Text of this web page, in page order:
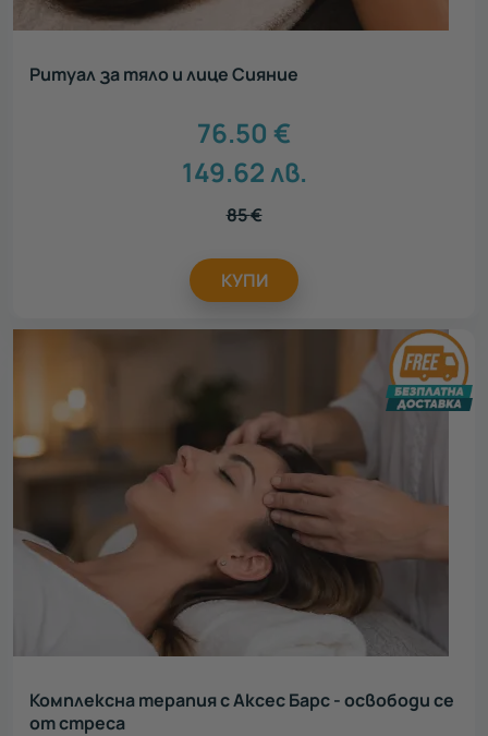
Ритуал за тяло и лице Сияние
76.50 €
149.62 лв.
85€
КУПИ
Комплексна терапия с Аксес Барс - освободи се
от стреса